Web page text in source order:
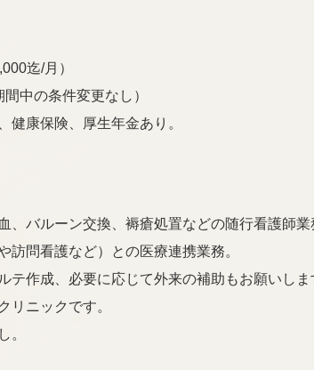
迄/月）
中の条件変更なし）
康保険、厚生年金あり。
、バルーン交換、褥瘡処置などの随行看護師業
訪問看護など）との医療連携業務。
テ作成、必要に応じて外来の補助もお願いしま
リニックです。
。